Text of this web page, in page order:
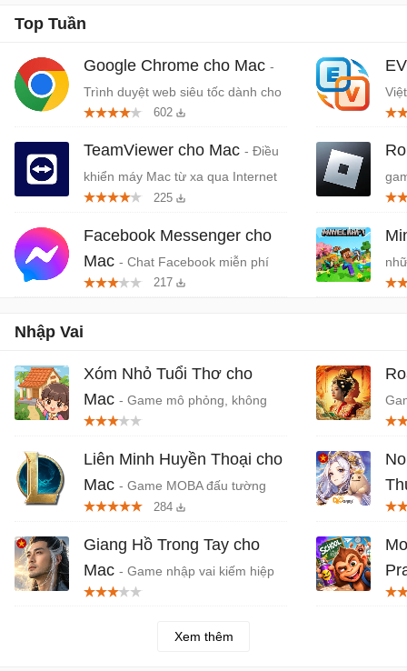
Top Tuần
Google Chrome cho Mac -
Trình duyệt web siêu tốc dành cho
Mac
602
TeamViewer cho Mac - Điều
khiển máy Mac từ xa qua Internet
225
Facebook Messenger cho
Mac - Chat Facebook miễn phí
trên MacBook217
Nhập Vai
Xóm Nhỏ Tuổi Thơ cho
Mac - Game mô phỏng, không
gian làng quê Việt Nam
Liên Minh Huyền Thoại cho
Mac - Game MOBA đấu tường
trận chiến trực tuyến
284
Giang Hồ Trong Tay cho
Mac - Game nhập vai kiếm hiệp
thế giới võ lâm
Hạ
Âu
Xem thêm